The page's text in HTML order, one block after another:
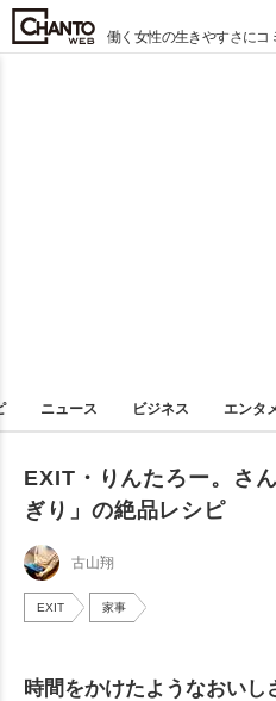
働く女性の生きやすさにコ
ニュース ビジネス エンタ
EXIT・りんたろー。さ
ぎり」の絶品レシピ
古山翔
EXIT 家事
時間をかけたようなおいし